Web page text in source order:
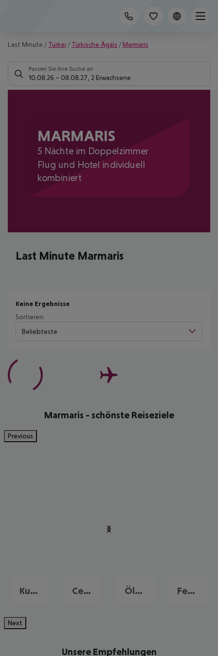
Last Minute / Türkei / Türkische Ägäis / Marmaris
Passen Sie Ihre Suche an
10.08.26 – 08.08.27 2 Erwachsene
MARMARIS
5 Nächte im Doppelzimmer
Flug und Hotel individuell
kombiniert
Last Minute Marmaris
Keine Ergebnisse
Sortieren:
Beliebteste
Marmaris - schönste Reiseziele
Previous
Kusadasi Cesme Ölüdeniz Fethiye
Next
Unsere Empfehlungen